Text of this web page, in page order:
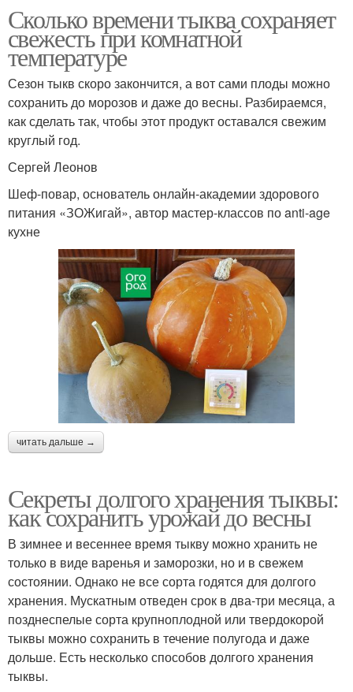
Сколько времени тыква сохраняет
свежесть при комнатной
температуре
Сезон тыкв скоро закончится, а вот сами плоды можно
сохранить до морозов и даже до весны. Разбираемся,
как сделать так, чтобы этот продукт оставался свежим
круглый год.
Сергей Леонов
Шеф-повар, основатель онлайн-академии здорового
питания «ЗОЖигай», автор мастер-классов по anti-age
кухне
читать дальше →
Секреты долгого хранения тыквы:
как сохранить урожай до весны
В зимнее и весеннее время тыкву можно хранить не
только в виде варенья и заморозки, но и в свежем
состоянии. Однако не все сорта годятся для долгого
хранения. Мускатным отведен срок в два-три месяца, а
позднеспелые сорта крупноплодной или твердокорой
тыквы можно сохранить в течение полугода и даже
дольше. Есть несколько способов долгого хранения
тыквы.